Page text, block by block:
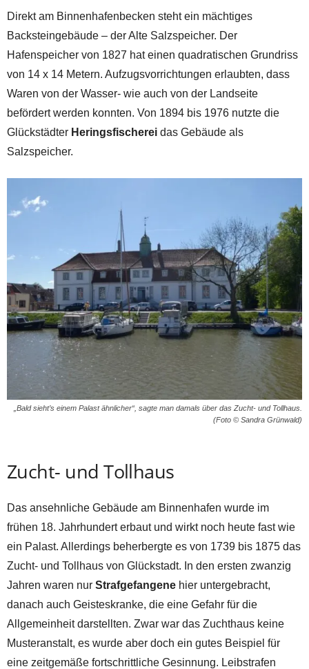
Direkt am Binnenhafenbecken steht ein mächtiges
Backsteingebäude – der Alte Salzspeicher. Der
Hafenspeicher von 1827 hat einen quadratischen Grundriss
von 14 x 14 Metern. Aufzugsvorrichtungen erlaubten, dass
Waren von der Wasser- wie auch von der Landseite
befördert werden konnten. Von 1894 bis 1976 nutzte die
Glückstädter Heringsfischerei das Gebäude als
Salzspeicher.
„Bald sieht’s einem Palast ähnlicher“, sagte man damals über das Zucht- und Tollhaus.
(Foto © Sandra Grünwald)
Zucht- und Tollhaus
Das ansehnliche Gebäude am Binnenhafen wurde im
frühen 18. Jahrhundert erbaut und wirkt noch heute fast wie
ein Palast. Allerdings beherbergte es von 1739 bis 1875 das
Zucht- und Tollhaus von Glückstadt. In den ersten zwanzig
Jahren waren nur Strafgefangene hier untergebracht,
danach auch Geisteskranke, die eine Gefahr für die
Allgemeinheit darstellten. Zwar war das Zuchthaus keine
Musteranstalt, es wurde aber doch ein gutes Beispiel für
eine zeitgemäße fortschrittliche Gesinnung. Leibstrafen